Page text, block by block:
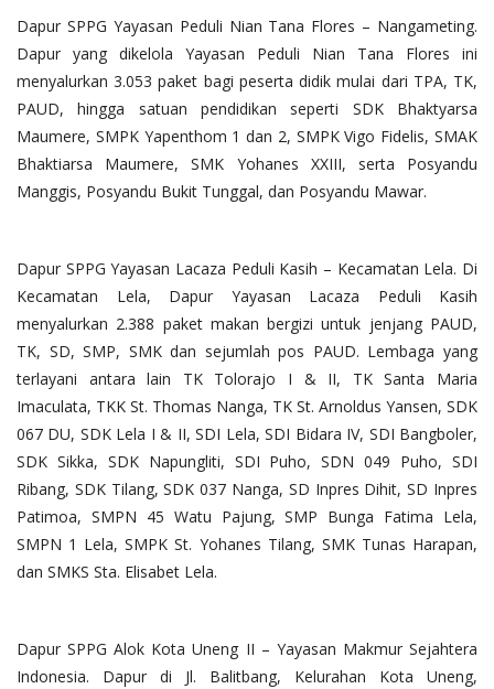
Dapur SPPG Yayasan Peduli Nian Tana Flores – Nangameting.
Dapur yang dikelola Yayasan Peduli Nian Tana Flores ini
menyalurkan 3.053 paket bagi peserta didik mulai dari TPA, TK,
PAUD, hingga satuan pendidikan seperti SDK Bhaktyarsa
Maumere, SMPK Yapenthom 1 dan 2, SMPK Vigo Fidelis, SMAK
Bhaktiarsa Maumere, SMK Yohanes XXIII, serta Posyandu
Manggis, Posyandu Bukit Tunggal, dan Posyandu Mawar.
Dapur SPPG Yayasan Lacaza Peduli Kasih – Kecamatan Lela. Di
Kecamatan Lela, Dapur Yayasan Lacaza Peduli Kasih
menyalurkan 2.388 paket makan bergizi untuk jenjang PAUD,
TK, SD, SMP, SMK dan sejumlah pos PAUD. Lembaga yang
terlayani antara lain TK Tolorajo I & II, TK Santa Maria
Imaculata, TKK St. Thomas Nanga, TK St. Arnoldus Yansen, SDK
067 DU, SDK Lela I & II, SDI Lela, SDI Bidara IV, SDI Bangboler,
SDK Sikka, SDK Napungliti, SDI Puho, SDN 049 Puho, SDI
Ribang, SDK Tilang, SDK 037 Nanga, SD Inpres Dihit, SD Inpres
Patimoa, SMPN 45 Watu Pajung, SMP Bunga Fatima Lela,
SMPN 1 Lela, SMPK St. Yohanes Tilang, SMK Tunas Harapan,
dan SMKS Sta. Elisabet Lela.
Dapur SPPG Alok Kota Uneng II – Yayasan Makmur Sejahtera
Indonesia. Dapur di Jl. Balitbang, Kelurahan Kota Uneng,